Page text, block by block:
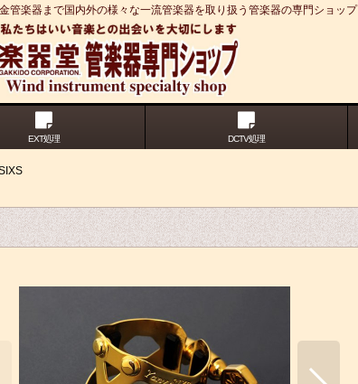
管楽器まで国内外の様々な一流管楽器を取り扱う管楽器の専門ショップ
EXT処理 DCTV処理